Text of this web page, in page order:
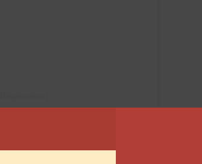
non spécialisés dans le voyage sont
la food ou bien la dimension scientifique